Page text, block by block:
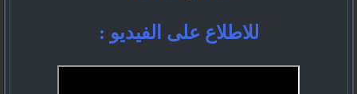
للاطلاع على الفيديو :